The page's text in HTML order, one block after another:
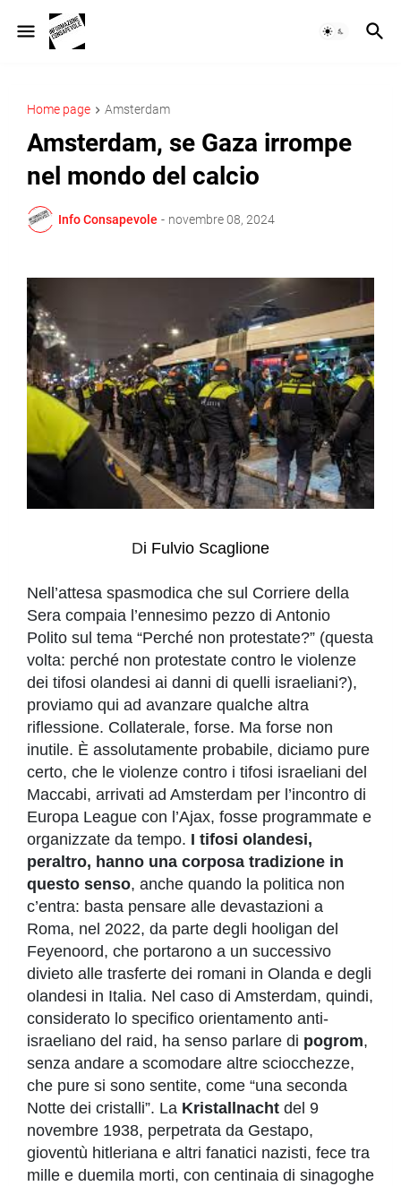
Home page Amsterdam
Amsterdam, se Gaza irrompe
nel mondo del calcio
Info Consapevole - novembre 08, 2024
Di Fulvio Scaglione
Nell’attesa spasmodica che sul Corriere della
Sera compaia l’ennesimo pezzo di Antonio
Polito sul tema “Perché non protestate?” (questa
volta: perché non protestate contro le violenze
dei tifosi olandesi ai danni di quelli israeliani?),
proviamo qui ad avanzare qualche altra
riflessione. Collaterale, forse. Ma forse non
inutile. È assolutamente probabile, diciamo pure
certo, che le violenze contro i tifosi israeliani del
Maccabi, arrivati ad Amsterdam per l’incontro di
Europa League con l’Ajax, fosse programmate e
organizzate da tempo. I tifosi olandesi,
peraltro, hanno una corposa tradizione in
questo senso, anche quando la politica non
c’entra: basta pensare alle devastazioni a
Roma, nel 2022, da parte degli hooligan del
Feyenoord, che portarono a un successivo
divieto alle trasferte dei romani in Olanda e degli
olandesi in Italia. Nel caso di Amsterdam, quindi,
considerato lo specifico orientamento anti-
israeliano del raid, ha senso parlare di pogrom,
senza andare a scomodare altre sciocchezze,
che pure si sono sentite, come “una seconda
Notte dei cristalli”. La Kristallnacht del 9
novembre 1938, perpetrata da Gestapo,
gioventù hitleriana e altri fanatici nazisti, fece tra
mille e duemila morti, con centinaia di sinagoghe